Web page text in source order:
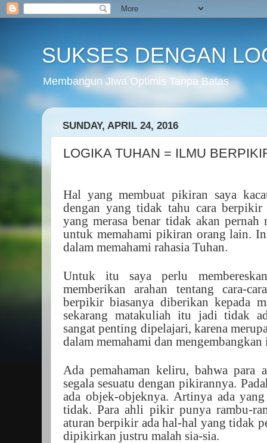
SUKSES DENGAN
Membangun Jiwa Optimis Tanpa Batas
SUNDAY, APRIL 24, 2016
LOGIKA TUHAN = ILMU
Hal yang membuat pikiran saya
dengan yang tidak tahu cara berpikir
yang merasa benar tidak akan
untuk memahami pikiran orang lain.
dalam memahami rahasia Tuhan.
Untuk itu saya perlu
memberikan arahan tentang cara-
berpikir biasanya diberikan kepada
sekarang matakuliah itu jadi tidak
sangat penting dipelajari, karena
dalam memahami dan
Ada pemahaman keliru, bahwa
segala sesuatu dengan pikirannya.
ada objek-objeknya. Artinya ada
tidak. Para ahli pikir punya rambu-
aturan berpikir ada hal-hal yang tidak
dipikirkan justru malah sia-sia.